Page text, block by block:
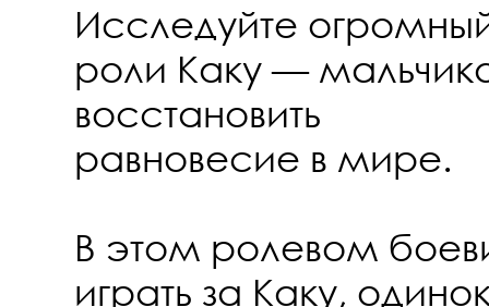
Исследуйте
роли Каку —
восстановить
равновесие в мире.
В этом ролевом
играть за Каку,